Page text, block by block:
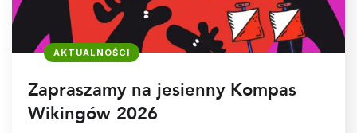
AKTUALNOŚCI
Zapraszamy na jesienny Kompas
Wikingów 2026